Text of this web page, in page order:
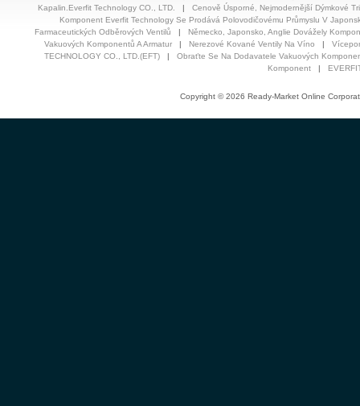
Kapalin.Everfit Technology CO., LTD.
| Cenově Úsporné, Nejmodernější Dýmkové
Komponent Everfit Technology Se Prodává Polovodičovému Průmyslu V
Farmaceutických Odběrových Ventilů | Německo, Japonsko, Anglie Dovážely
Vakuových Komponentů A Armatur | Nerezové Kované Ventily Na Víno |
TECHNOLOGY CO., LTD.(EFT) |Obraťte Se Na Dodavatele Vakuových
Komponent |
Copyright © 2026 Ready-Market Online